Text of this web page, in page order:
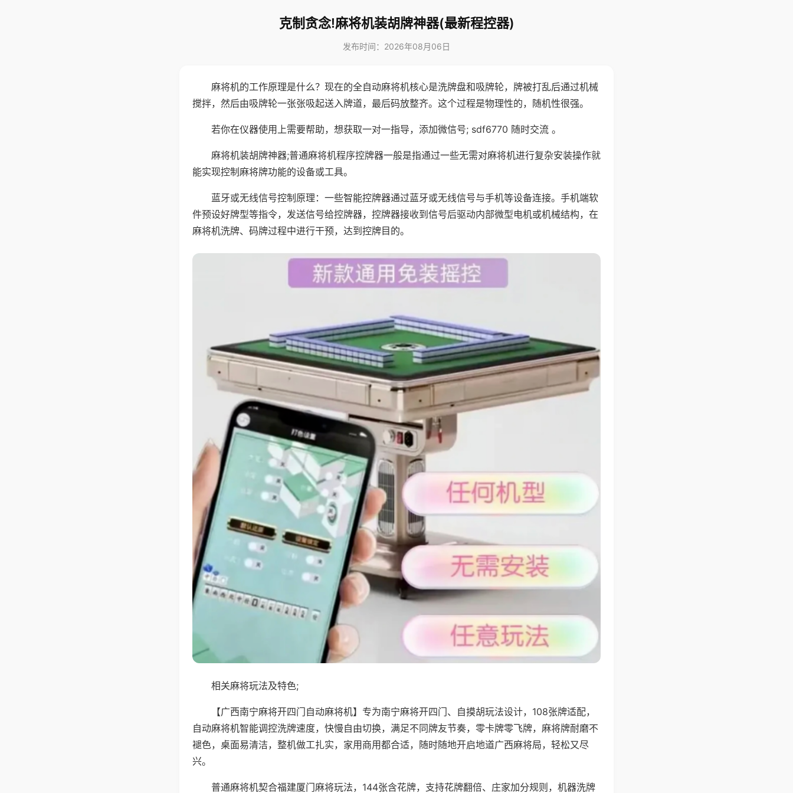
克制贪念!麻将机装胡牌神器(最新程控器)
发布时间：2026年08月06日
麻将机的工作原理是什么？现在的全自动麻将机核心是洗牌盘和吸牌轮，牌被打乱后通过机械
搅拌，然后由吸牌轮一张张吸起送入牌道，最后码放整齐。这个过程是物理性的，随机性很强。
若你在仪器使用上需要帮助，想获取一对一指导，添加微信号; sdf6770 随时交流 。
麻将机装胡牌神器;普通麻将机程序控牌器一般是指通过一些无需对麻将机进行复杂安装操作就
能实现控制麻将牌功能的设备或工具。
蓝牙或无线信号控制原理：一些智能控牌器通过蓝牙或无线信号与手机等设备连接。手机端软
件预设好牌型等指令，发送信号给控牌器，控牌器接收到信号后驱动内部微型电机或机械结构，在
麻将机洗牌、码牌过程中进行干预，达到控牌目的。
相关麻将玩法及特色;
【广西南宁麻将开四门自动麻将机】专为南宁麻将开四门、自摸胡玩法设计，108张牌适配，
自动麻将机智能调控洗牌速度，快慢自由切换，满足不同牌友节奏，零卡牌零飞牌，麻将牌耐磨不
褪色，桌面易清洁，整机做工扎实，家用商用都合适，随时随地开启地道广西麻将局，轻松又尽
兴。
普通麻将机契合福建厦门麻将玩法，144张含花牌，支持花牌翻倍、庄家加分规则，机器洗牌